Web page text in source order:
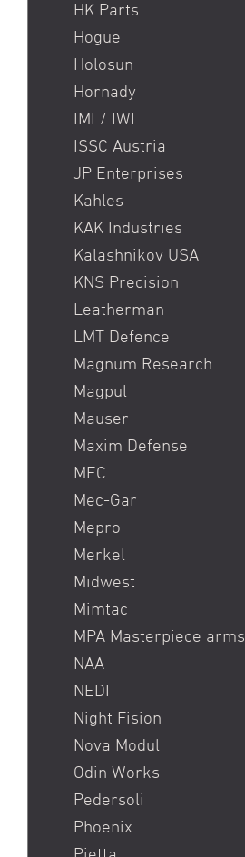
HK Parts
Hogue
Holosun
Hornady
IMI / IWI
ISSC Austria
JP Enterprises
Kahles
KAK Industries
Kalashnikov USA
KNS Precision
Leatherman
LMT Defence
Magnum Research
Magpul
Mauser
Maxim Defense
MEC
Mec-Gar
Mepro
Merkel
Midwest
Mimtac
MPA Masterpiece arms
NAA
NEDI
Night Fision
Nova Modul
Odin Works
Pedersoli
Phoenix